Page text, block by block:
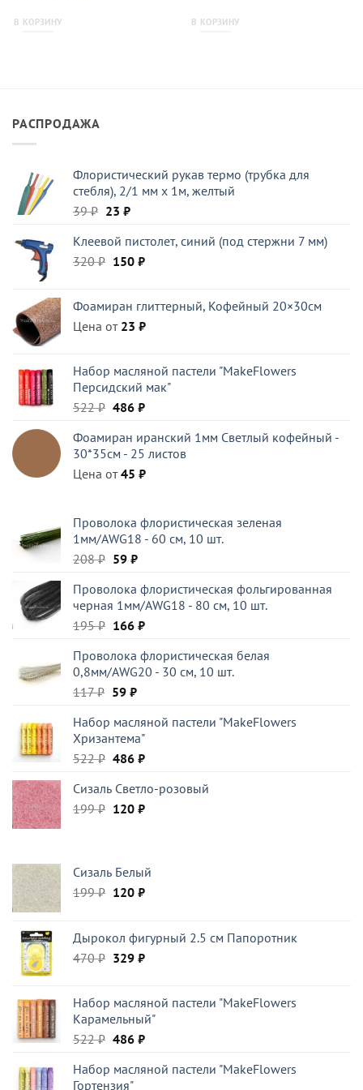
В КОРЗИНУ В КОРЗИНУ
РАСПРОДАЖА
Флористический рукав термо (трубка для
стебля), 2/1 мм x 1м, желтый
39₽ Первоначальная
составляла
39 ₽.
23 ₽Текущая
23 ₽.
Клеевой пистолет, синий (под стержни 7 мм)
320₽ Первоначальная
320 ₽.
150 ₽Текущая
Фоамиран глиттерный, Кофейный 20×30см
Цена от 23 ₽
Набор масляной пастели "MakeFlowers
Персидский мак"
522₽ Первоначальная
составляла
522 ₽.
486 ₽Текущая
486 ₽.
Фоамиран иранский 1мм Светлый кофейный -
30*35см - 25 листов
Цена от45 ₽
Проволока флористическая зеленая
1мм/AWG18 - 60 см, 10 шт.
208₽ Первоначальная
составляла
208 ₽.
59 ₽Текущая
59 ₽.
Проволока флористическая фольгированная
черная 1мм/AWG18 - 80 см, 10 шт.
195₽ Первоначальная
составляла
195 ₽.
166 ₽Текущая
166 ₽.
Проволока флористическая белая
0,8мм/AWG20 - 30 см, 10 шт.
117₽ Первоначальная
составляла
117 ₽.
59 ₽Текущая
59 ₽.
Набор масляной пастели "MakeFlowers
Хризантема"
522₽ Первоначальная
составляла
522 ₽.
486 ₽Текущая
486 ₽.
Сизаль Светло-розовый
199₽ Первоначальная
120 ₽Текущая
Сизаль Белый
199₽ Первоначальная
199 ₽.
120 ₽Текущая
Дырокол фигурный 2.5 см Папоротник
470₽ Первоначальная
470 ₽.
329 ₽Текущая
Набор масляной пастели "MakeFlowers
Карамельный"
522₽ Первоначальная
составляла
486 ₽Текущая
486 ₽.
Набор масляной пастели "MakeFlowers
Гортензия"